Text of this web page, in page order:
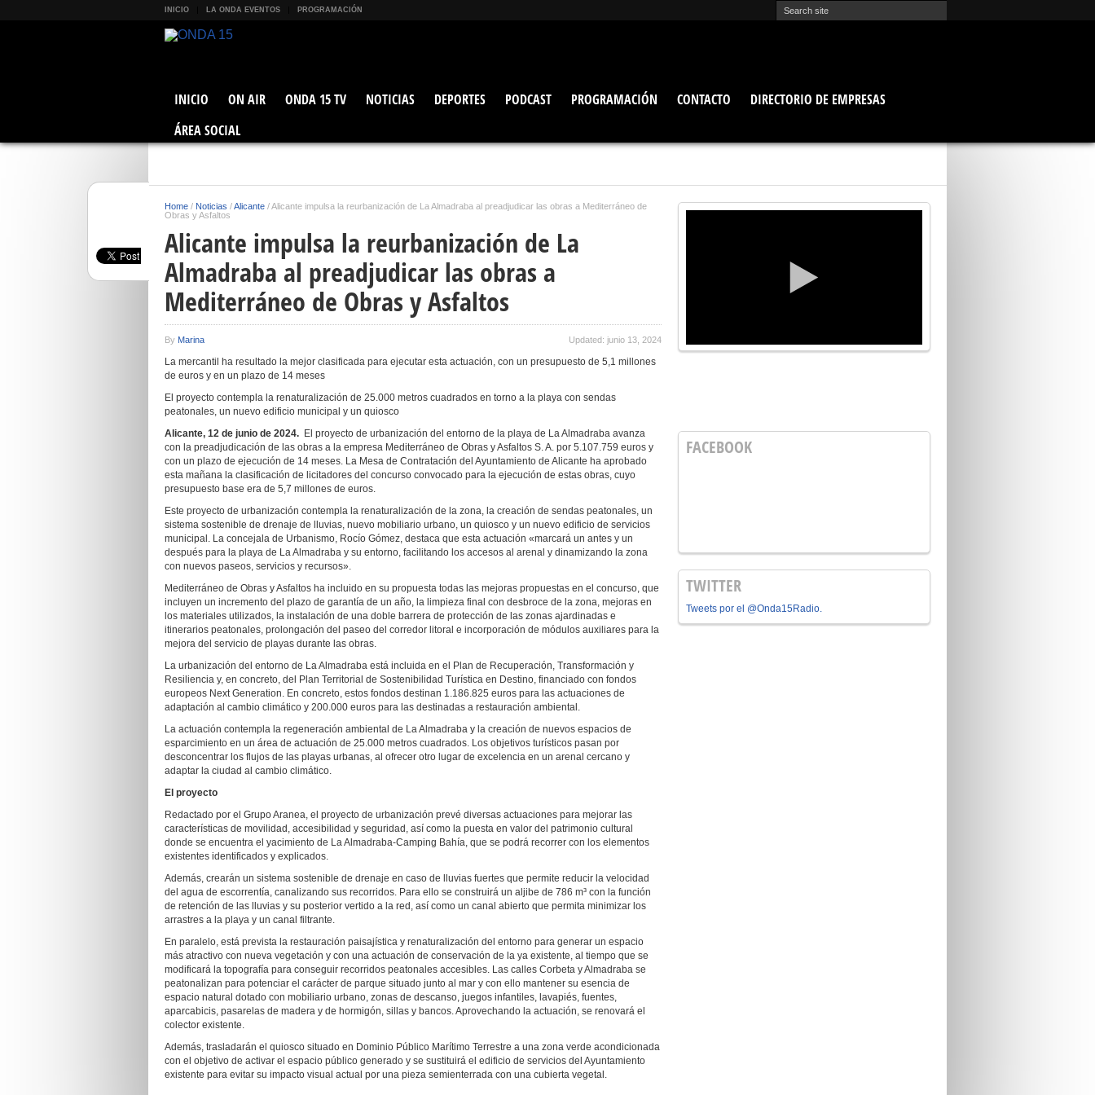
INICIO LA ONDA EVENTOS PROGRAMACIÓN
INICIO ON AIR ONDA 15 TV NOTICIAS DEPORTES PODCAST PROGRAMACIÓN CONTACTO
DIRECTORIO DE EMPRESAS
ÁREA SOCIAL
Home / Noticias /Alicante /Alicante impulsa la reurbanización de La Almadraba al preadjudicar las obras a Mediterráneo de
Obras y Asfaltos
Alicante impulsa la reurbanización de La
Almadraba al preadjudicar las obras a
Mediterráneo de Obras y Asfaltos
By Marina Updated: junio 13, 2024
La mercantil ha resultado la mejor clasificada para ejecutar esta actuación, con un presupuesto de 5,1 millones
de euros y en un plazo de 14 meses
El proyecto contempla la renaturalización de 25.000 metros cuadrados en torno a la playa con sendas
peatonales, un nuevo edificio municipal y un quiosco
Alicante, 12 de junio de 2024. El proyecto de urbanización del entorno de la playa de La Almadraba avanza
con la preadjudicación de las obras a la empresa Mediterráneo de Obras y Asfaltos S. A. por 5.107.759 euros y
con un plazo de ejecución de 14 meses. La Mesa de Contratación del Ayuntamiento de Alicante ha aprobado
esta mañana la clasificación de licitadores del concurso convocado para la ejecución de estas obras, cuyo
presupuesto base era de 5,7 millones de euros.
Este proyecto de urbanización contempla la renaturalización de la zona, la creación de sendas peatonales, un
sistema sostenible de drenaje de lluvias, nuevo mobiliario urbano, un quiosco y un nuevo edificio de servicios
municipal. La concejala de Urbanismo, Rocío Gómez, destaca que esta actuación «marcará un antes y un
después para la playa de La Almadraba y su entorno, facilitando los accesos al arenal y dinamizando la zona
con nuevos paseos, servicios y recursos».
Mediterráneo de Obras y Asfaltos ha incluido en su propuesta todas las mejoras propuestas en el concurso, que
incluyen un incremento del plazo de garantía de un año, la limpieza final con desbroce de la zona, mejoras en
los materiales utilizados, la instalación de una doble barrera de protección de las zonas ajardinadas e
itinerarios peatonales, prolongación del paseo del corredor litoral e incorporación de módulos auxiliares para la
mejora del servicio de playas durante las obras.
La urbanización del entorno de La Almadraba está incluida en el Plan de Recuperación, Transformación y
Resiliencia y, en concreto, del Plan Territorial de Sostenibilidad Turística en Destino, financiado con fondos
europeos Next Generation. En concreto, estos fondos destinan 1.186.825 euros para las actuaciones de
adaptación al cambio climático y 200.000 euros para las destinadas a restauración ambiental.
La actuación contempla la regeneración ambiental de La Almadraba y la creación de nuevos espacios de
esparcimiento en un área de actuación de 25.000 metros cuadrados. Los objetivos turísticos pasan por
desconcentrar los flujos de las playas urbanas, al ofrecer otro lugar de excelencia en un arenal cercano y
adaptar la ciudad al cambio climático.
El proyecto
Redactado por el Grupo Aranea, el proyecto de urbanización prevé diversas actuaciones para mejorar las
características de movilidad, accesibilidad y seguridad, así como la puesta en valor del patrimonio cultural
donde se encuentra el yacimiento de La Almadraba-Camping Bahía, que se podrá recorrer con los elementos
existentes identificados y explicados.
Además, crearán un sistema sostenible de drenaje en caso de lluvias fuertes que permite reducir la velocidad
del agua de escorrentía, canalizando sus recorridos. Para ello se construirá un aljibe de 786 m³ con la función
de retención de las lluvias y su posterior vertido a la red, así como un canal abierto que permita minimizar los
arrastres a la playa y un canal filtrante.
En paralelo, está prevista la restauración paisajística y renaturalización del entorno para generar un espacio
más atractivo con nueva vegetación y con una actuación de conservación de la ya existente, al tiempo que se
modificará la topografía para conseguir recorridos peatonales accesibles. Las calles Corbeta y Almadraba se
peatonalizan para potenciar el carácter de parque situado junto al mar y con ello mantener su esencia de
espacio natural dotado con mobiliario urbano, zonas de descanso, juegos infantiles, lavapiés, fuentes,
aparcabicis, pasarelas de madera y de hormigón, sillas y bancos. Aprovechando la actuación, se renovará el
colector existente.
Además, trasladarán el quiosco situado en Dominio Público Marítimo Terrestre a una zona verde acondicionada
con el objetivo de activar el espacio público generado y se sustituirá el edificio de servicios del Ayuntamiento
existente para evitar su impacto visual actual por una pieza semienterrada con una cubierta vegetal.
FACEBOOK
TWITTER
Tweets por el @Onda15Radio.